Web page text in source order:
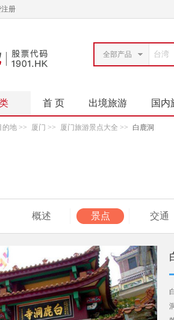
册
全部产品
首 页 出境旅游 国内
的地 >> 厦门 >> 厦门旅游景点大全 >> 白鹿洞
概述 景点 交通